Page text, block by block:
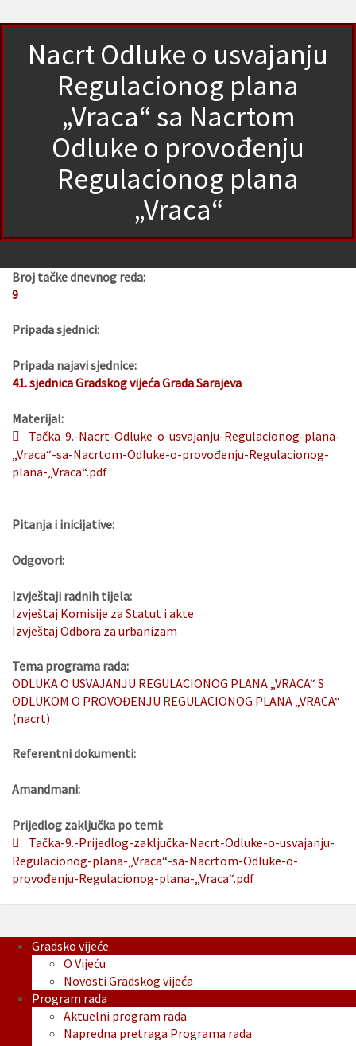
Nacrt Odluke o usvajanju
Regulacionog plana
„Vraca“ sa Nacrtom
Odluke o provođenju
Regulacionog plana
„Vraca“
Broj tačke dnevnog reda:
9
Pripada sjednici:
Pripada najavi sjednice:
41. sjednica Gradskog vijeća Grada Sarajeva
Materijal:
Tačka-9.-Nacrt-Odluke-o-usvajanju-Regulacionog-plana-
„Vraca“-sa-Nacrtom-Odluke-o-provođenju-Regulacionog-
plana-„Vraca“.pdf
Pitanja i inicijative:
Odgovori:
Izvještaji radnih tijela:
Izvještaj Komisije za Statut i akte
Izvještaj Odbora za urbanizam
Tema programa rada:
ODLUKA O USVAJANJU REGULACIONOG PLANA „VRACA“ S
ODLUKOM O PROVOĐENJU REGULACIONOG PLANA „VRACA“
(nacrt)
Referentni dokumenti:
Amandmani:
Prijedlog zaključka po temi:
Tačka-9.-Prijedlog-zaključka-Nacrt-Odluke-o-usvajanju-
Regulacionog-plana-„Vraca“-sa-Nacrtom-Odluke-o-
provođenju-Regulacionog-plana-„Vraca“.pdf
Gradsko vijeće
O Vijeću
Novosti Gradskog vijeća
Program rada
Aktuelni program rada
Napredna pretraga Programa rada